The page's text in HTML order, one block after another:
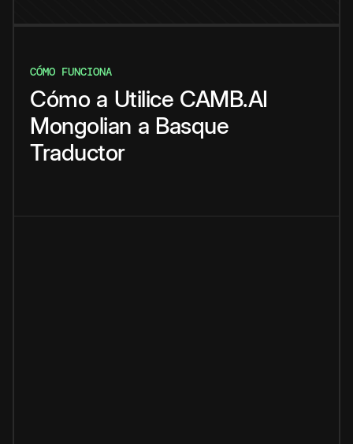
CÓMO FUNCIONA
Cómo a Utilice CAMB.AI
Mongolian a Basque
Traductor